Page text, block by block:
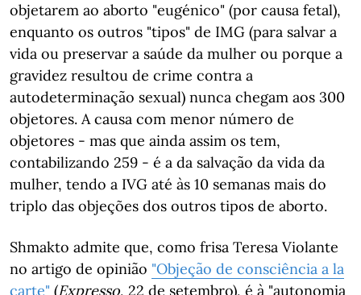
objetarem ao aborto "eugénico" (por causa fetal),
enquanto os outros "tipos" de IMG (para salvar a
vida ou preservar a saúde da mulher ou porque a
gravidez resultou de crime contra a
autodeterminação sexual) nunca chegam aos 300
objetores. A causa com menor número de
objetores - mas que ainda assim os tem,
contabilizando 259 - é a da salvação da vida da
mulher, tendo a IVG até às 10 semanas mais do
triplo das objeções dos outros tipos de aborto.
Shmakto admite que, como frisa Teresa Violante
no artigo de opinião "Objeção de consciência a la
carte" (Expresso, 22 de setembro), é à "autonomia